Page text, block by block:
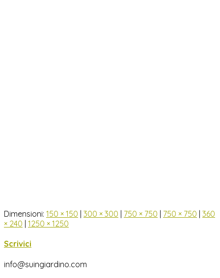
Dimensioni: 150 × 150 300 × 300 750 × 750 750 × 750 360
× 240 1250 × 1250
Scrivici
info@suingiardino.com